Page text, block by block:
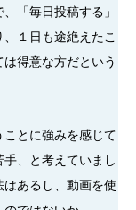
「毎日投稿する」
１日も途絶えたこ
得意な方だという
ことに強みを感じて
、と考えていまし
あるし、動画を使